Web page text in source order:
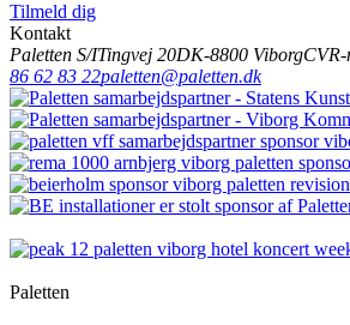
Tilmeld dig
Kontakt
Paletten S/ITingvej 20DK-8800 Viborg
86 62 83 22paletten@paletten.dk
Paletten